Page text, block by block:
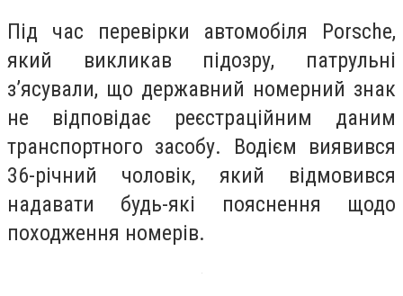
Під час перевірки автомобіля Porsche,
який викликав підозру, патрульні
з’ясували, що державний номерний знак
не відповідає реєстраційним даним
транспортного засобу. Водієм виявився
36-річний чоловік, який відмовився
надавати будь-які пояснення щодо
походження номерів.